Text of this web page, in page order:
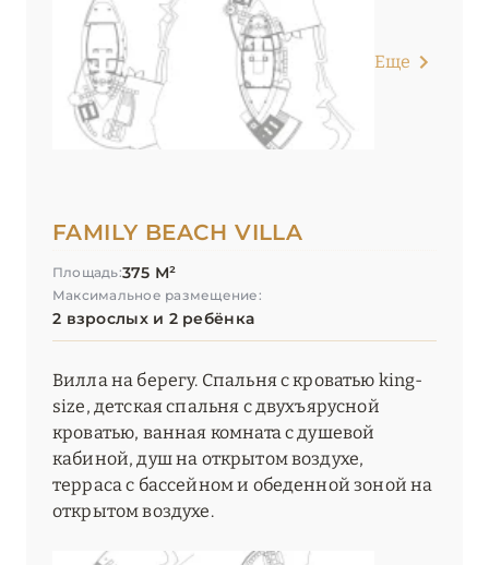
Еще
FAMILY BEACH VILLA
Площадь:375 М²
Максимальное размещение:
2 взрослых и 2 ребёнка
Вилла на берегу. Спальня с кроватью king-
size, детская спальня с двухъярусной
кроватью, ванная комната с душевой
кабиной, душ на открытом воздухе,
терраса с бассейном и обеденной зоной на
открытом воздухе.